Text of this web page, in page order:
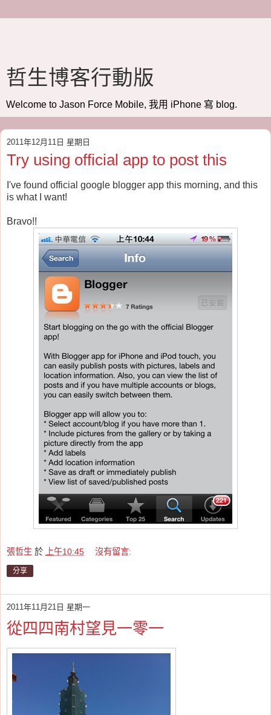
哲生博客行動版
Welcome to Jason Force Mobile, 我用 iPhone 寫 blog.
2011年12月11日 星期日
Try using official app to post this
I've found official google blogger app this morning, and this
is what I want!
Bravo!!
張哲生 於 上午10:45 沒有留言:
分享
2011年11月21日 星期一
從四四南村望見一零一